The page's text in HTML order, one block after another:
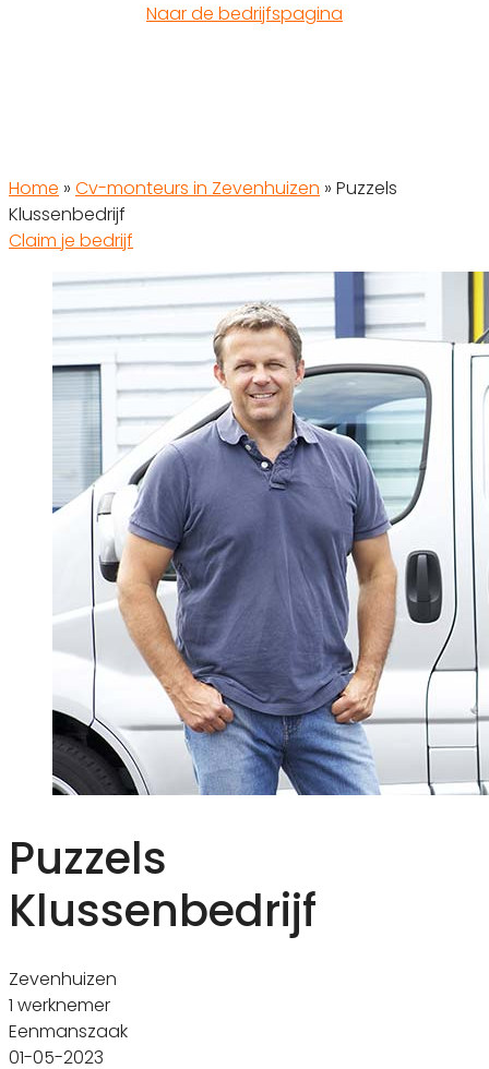
Naar de bedrijfspagina
Home » Cv-monteurs in Zevenhuizen » Puzzels
Klussenbedrijf
Claim je bedrijf
Puzzels
Klussenbedrijf
Zevenhuizen
1 werknemer
Eenmanszaak
01-05-2023